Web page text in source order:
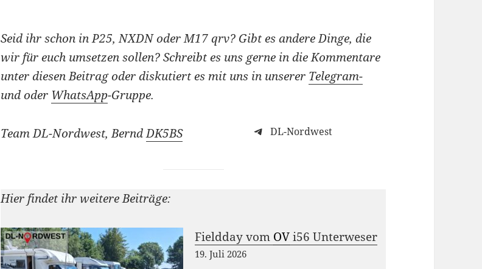
Seid ihr schon in P25, NXDN oder M17 qrv? Gibt es andere Dinge, die
wir für euch umsetzen sollen? Schreibt es uns gerne in die Kommentare
unter diesen Beitrag oder diskutiert es mit uns in unserer Telegram-
und oder WhatsApp-Gruppe.
Team DL-Nordwest, BerndDK5BS DL-Nordwest
Hier findet ihr weitere Beiträge:
Fieldday vom OVi56 Unterweser
19. Juli 2026